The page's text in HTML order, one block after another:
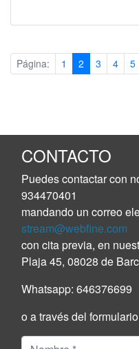
Página: 1 2 (current)
3 4 5
CONTACTO
Puedes contactar con
934470401
mandando un correo
stream@webfine.com
con cita previa, en
Plaja 45, 08028 de
Whatsapp: 646376699
o a través del formulario